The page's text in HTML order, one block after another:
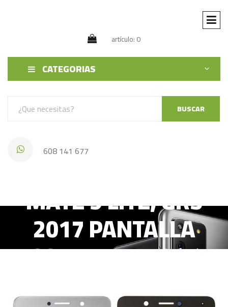
artículo: 0
CATEGORIAS
BUSCAR
608 141 677
MATE 9 LITE, GR5
2017 PANTALLA
COMPLETA LCD+
TACTIL BLANCO